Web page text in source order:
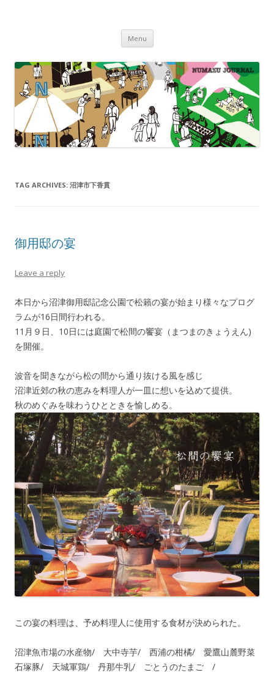
Menu Skip to content
TAG ARCHIVES: 沼津市下香貫
御用邸の宴
Leave a reply
本日から沼津御用邸記念公園で松籟の宴が始まり様々なプログ
ラムが16日間行われる。
11月９日、10日には庭園で松間の饗宴（まつまのきょうえん)
を開催。
波音を聞きながら松の間から通り抜ける風を感じ
沼津近郊の秋の恵みを料理人が一皿に想いを込めて提供。
秋のめぐみを味わうひとときを愉しめる。
この宴の料理は、予め料理人に使用する食材が決められた。
沼津魚市場の水産物/ 大中寺芋/ 西浦の柑橘/ 愛鷹山麓野菜
石塚豚/ 天城軍鶏/ 丹那牛乳/ ごとうのたまご /